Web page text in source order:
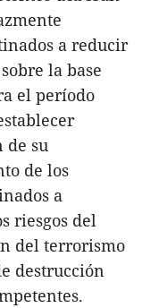
a reducir
la base
el período
de su
de los
a
riesgos del
del terrorismo
destrucción